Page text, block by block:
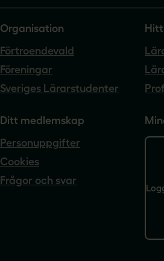
Organisation
Förtroendevald
Föreningar
Sveriges Lärarstudenter
Ditt medlemskap
Personuppgifter
Cookies
Frågor och svar